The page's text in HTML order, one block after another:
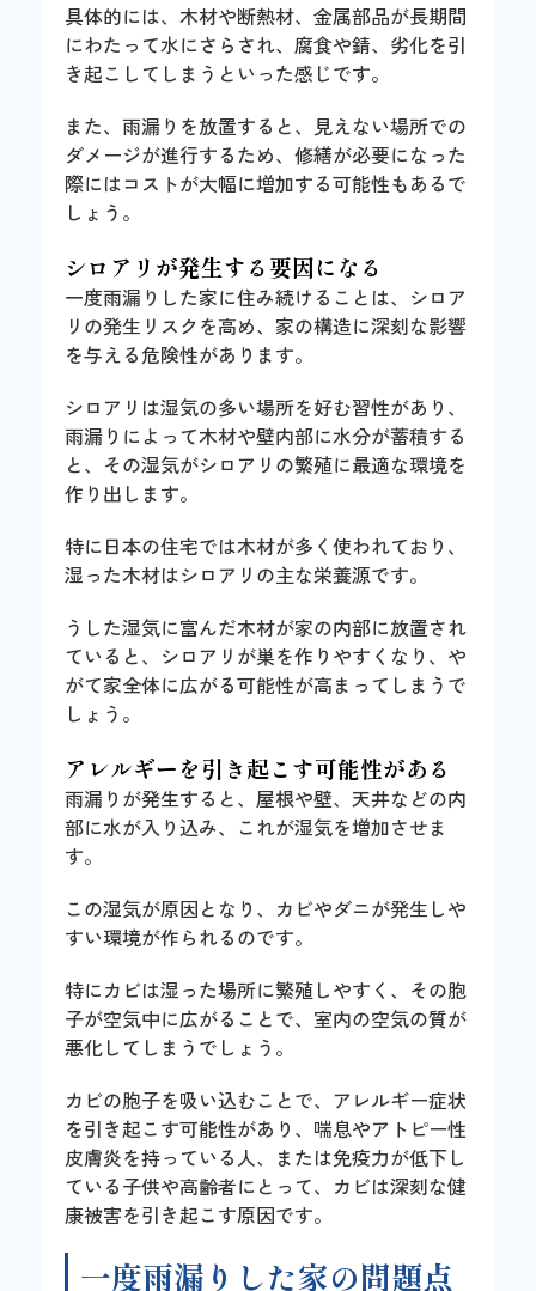
具体的には、木材や断熱材、金属部品が長期間
にわたって水にさらされ、腐食や錆、劣化を引
き起こしてしまうといった感じです。
また、雨漏りを放置すると、見えない場所での
ダメージが進行するため、修繕が必要になった
際にはコストが大幅に増加する可能性もあるで
しょう。
シロアリが発生する要因になる
一度雨漏りした家に住み続けることは、シロア
リの発生リスクを高め、家の構造に深刻な影響
を与える危険性があります。
シロアリは湿気の多い場所を好む習性があり、
雨漏りによって木材や壁内部に水分が蓄積する
と、その湿気がシロアリの繁殖に最適な環境を
作り出します。
特に日本の住宅では木材が多く使われており、
湿った木材はシロアリの主な栄養源です。
うした湿気に富んだ木材が家の内部に放置され
ていると、シロアリが巣を作りやすくなり、や
がて家全体に広がる可能性が高まってしまうで
しょう。
アレルギーを引き起こす可能性がある
雨漏りが発生すると、屋根や壁、天井などの内
部に水が入り込み、これが湿気を増加させま
す。
この湿気が原因となり、カビやダニが発生しや
すい環境が作られるのです。
特にカビは湿った場所に繁殖しやすく、その胞
子が空気中に広がることで、室内の空気の質が
悪化してしまうでしょう。
カビの胞子を吸い込むことで、アレルギー症状
を引き起こす可能性があり、喘息やアトピー性
皮膚炎を持っている人、または免疫力が低下し
ている子供や高齢者にとって、カビは深刻な健
康被害を引き起こす原因です。
一度雨漏りした家の問題点